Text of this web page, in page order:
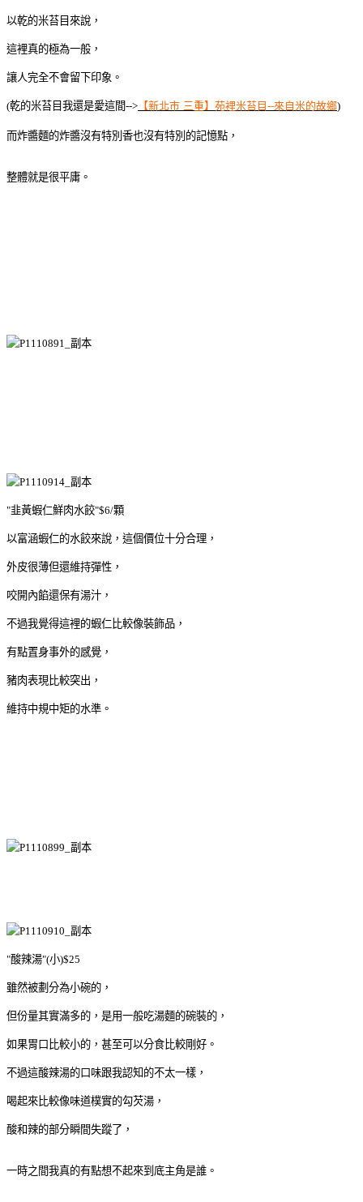
以乾的米苔目來說，
這裡真的極為一般，
讓人完全不會留下印象。
(乾的米苔目我還是愛這間--> 【新北市 三重】苑裡米苔目--來自米的故鄉)
而炸醬麵的炸醬沒有特別香也沒有特別的記憶點，
整體就是很平庸。
"韭黃蝦仁鮮肉水餃"$6/顆
以富涵蝦仁的水餃來說，這個價位十分合理，
外皮很薄但還維持彈性，
咬開內餡還保有湯汁，
不過我覺得這裡的蝦仁比較像裝飾品，
有點置身事外的感覺，
豬肉表現比較突出，
維持中規中矩的水準。
"酸辣湯"(小)$25
雖然被劃分為小碗的，
但份量其實滿多的，是用一般吃湯麵的碗裝的，
如果胃口比較小的，甚至可以分食比較剛好。
不過這酸辣湯的口味跟我認知的不太一樣，
喝起來比較像味道樸實的勾芡湯，
酸和辣的部分瞬間失蹤了，
一時之間我真的有點想不起來到底主角是誰。